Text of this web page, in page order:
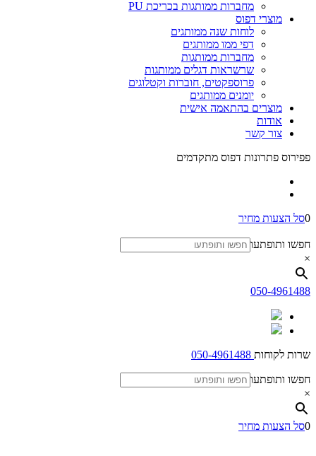
מחברות ממותגות בכריכת PU
מוצרי דפוס
לוחות שנה ממותגים
דפי ממו ממותגים
מחברות ממותגות
שרשראות דגלים ממותגות
פרוספקטים, חוברות וקטלוגים
יומנים ממותגים
מוצרים בהתאמה אישית
אודות
צור קשר
פפירוס פתרונות דפוס מתקדמים
0סל הצעות מחיר
חפשו ותופתעו
×
050-4961488
שרות לקוחות
חפשו ותופתעו
×
0סל הצעות מחיר